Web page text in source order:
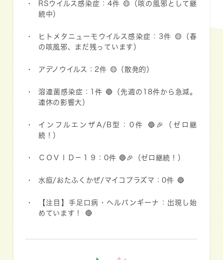
RSウイルス感染症：4件 🟡（咳の風邪として継
続中）
ヒトメタニューモウイルス感染症：3件 🟡（春
の咳風邪、まだ残っています）
アデノウイルス：2件 🟡（散発的）
溶連菌感染症：1件 🔵（先週の18件から急減。
連休の影響大）
インフルエンザA/B型：0件
🔵🎉（ゼロ継
続！）
ＣＯＶＩＤ－１９：0件 🔵🎉（ゼロ継続！）
水痘/おたふくかぜ/マイコプラズマ：0件 🔵
【注目】手足口病・ヘルパンギーナ：出現し始
めています！
🔴